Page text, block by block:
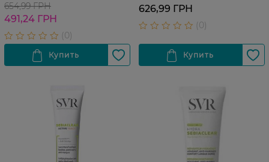
654,99 ГРН
491,24 ГРН
626,99 ГРН